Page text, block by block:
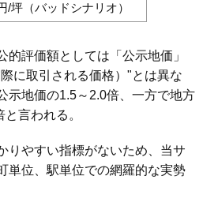
/坪（バッドシナリオ）
評価額としては「公示地価」
に取引される価格）"とは異な
示地価の1.5～2.0倍、一方で地方
言われる。
やすい指標がないため、当サ
単位、駅単位での網羅的な実勢